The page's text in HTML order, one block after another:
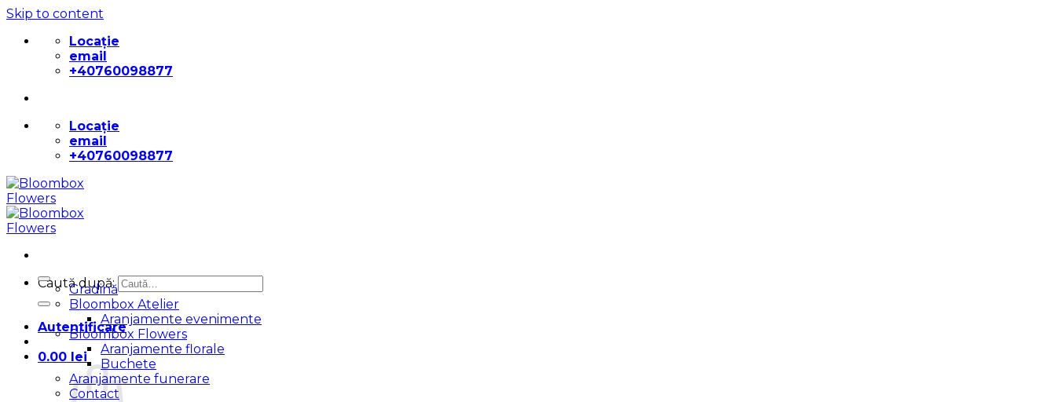
Skip to content
Locație
email
+40760098877
Locație
email
+40760098877
Caută după:
Autentificare
0.00 lei
Gradină
Bloombox Atelier
Aranjamente evenimente
Bloombox Flowers
Aranjamente florale
Buchete
Aranjamente funerare
Contact